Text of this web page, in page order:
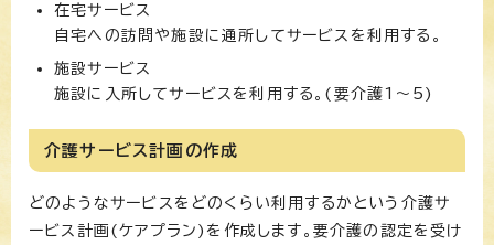
在宅サービス
自宅への訪問や施設に通所してサービスを利用する。
施設サービス
施設に入所してサービスを利用する。(要介護1～5)
介護サービス計画の作成
どのようなサービスをどのくらい利用するかという介護サ
ービス計画(ケアプラン)を作成します。要介護の認定を受け